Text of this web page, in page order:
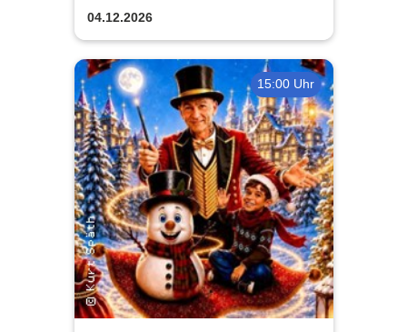
Schweinfurt
04.12.2026
15:00 Uhr